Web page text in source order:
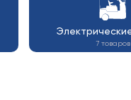
7 товаров